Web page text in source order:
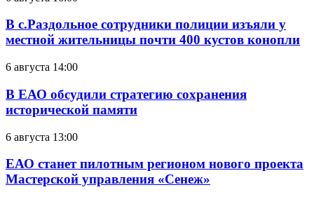
В с.Раздольное сотрудники полиции изъяли у
местной жительницы почти 400 кустов конопли
6 августа 14:00
В ЕАО обсудили стратегию сохранения
исторической памяти
6 августа 13:00
ЕАО станет пилотным регионом нового проекта
Мастерской управления «Сенеж»